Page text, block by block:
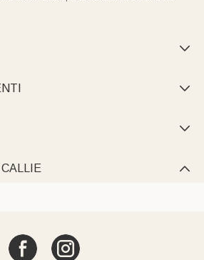



CALLIE 